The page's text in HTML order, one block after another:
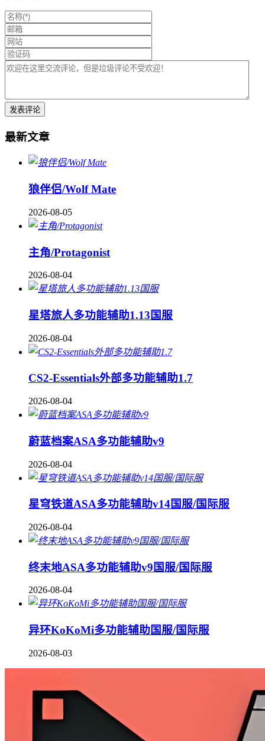
最新文章
狼伴侣/Wolf Mate
2026-08-05
主角/Protagonist
2026-08-04
星塔旅人多功能辅助1.13国服
2026-08-04
CS2-Essentials外部多功能辅助1.7
2026-08-04
蔚蓝档案ASA多功能辅助v9
2026-08-04
星穹铁道ASA多功能辅助v14国服/国际服
2026-08-04
终末地ASA多功能辅助v9国服/国际服
2026-08-04
异环KoKoMi多功能辅助国服/国际服
2026-08-03